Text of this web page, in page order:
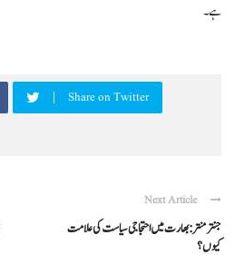
ہے۔
Share on Twitter
Next Article
جنتر منتر: بھارت میں احتجاجی سیاست کی علامت
کیوں؟